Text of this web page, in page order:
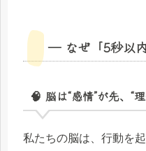
― なぜ「5秒以
🧠 脳は“感情”が先、“
私たちの脳は、行動を